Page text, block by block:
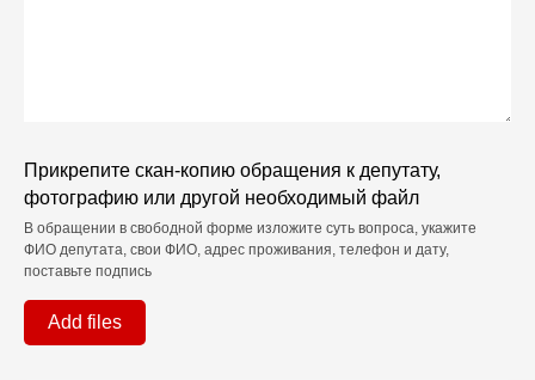
Прикрепите скан-копию обращения к депутату,
фотографию или другой необходимый файл
В обращении в свободной форме изложите суть вопроса, укажите
ФИО депутата, свои ФИО, адрес проживания, телефон и дату,
поставьте подпись
Add files